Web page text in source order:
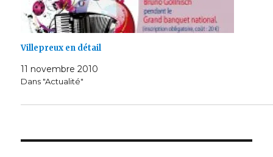
Villepreux en détail
11 novembre 2010
Dans "Actualité"